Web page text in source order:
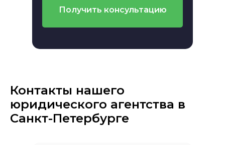
Получить консультацию
Контакты нашего
юридического агентства в
Санкт-Петербурге